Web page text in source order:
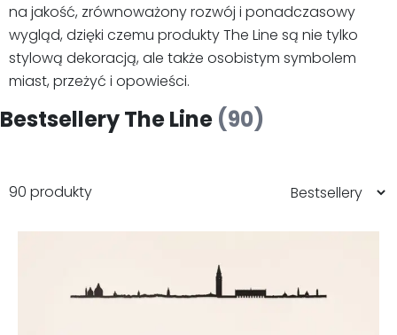
na jakość, zrównoważony rozwój i ponadczasowy
wygląd, dzięki czemu produkty The Line są nie tylko
stylową dekoracją, ale także osobistym symbolem
miast, przeżyć i opowieści.
Bestsellery The Line (90)
90 produkty